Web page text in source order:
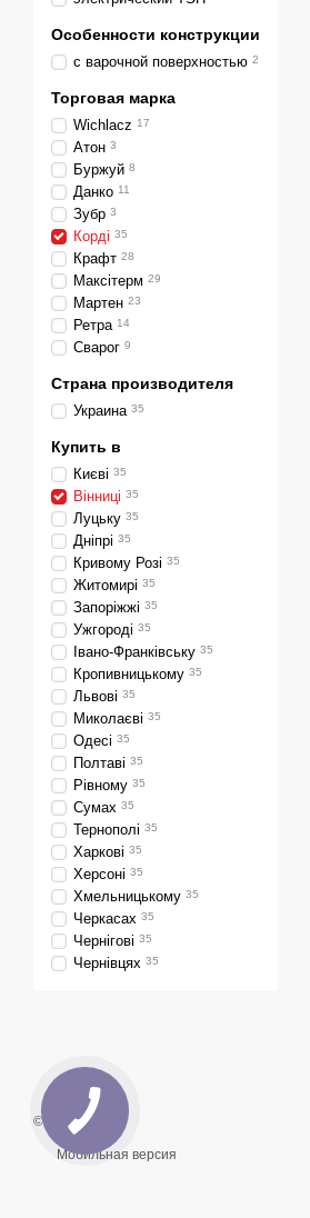
Особенности конструкции
с варочной поверхностью 2
Торговая марка
Wichlacz 17
Атон 3
Буржуй 8
Данко 11
Зубр 3
Корді 35
Крафт 28
Максітерм 29
Мартен 23
Ретра 14
Сварог 9
Страна производителя
Украина 35
Купить в
Києві 35
Вінниці 35
Луцьку 35
Дніпрі 35
Кривому Розі 35
Житомирі 35
Запоріжжі 35
Ужгороді 35
Івано-Франківську 35
Кропивницькому 35
Львові 35
Миколаєві 35
Одесі 35
Полтаві 35
Рівному 35
Сумах 35
Тернополі 35
Харкові 35
Херсоні 35
Хмельницькому 35
Черкасах 35
Чернігові 35
Чернівцях 35
© 2026
Мобильная версия